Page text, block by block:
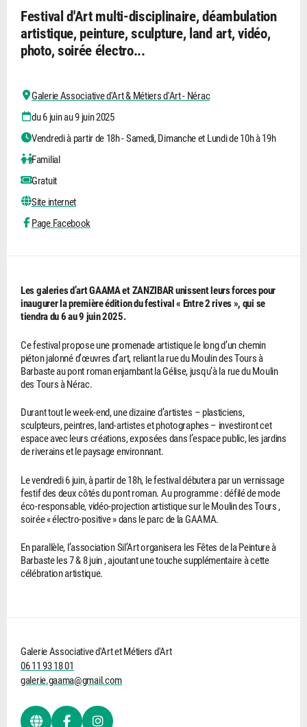
Festival d'Art multi-disciplinaire, déambulation
artistique, peinture, sculpture, land art, vidéo,
photo, soirée électro...
Galerie Associative d'Art & Métiers d'Art - Nérac
du 6 juin au 9 juin 2025
Vendredi à partir de 18h - Samedi, Dimanche et Lundi de 10h à 19h
Familial
Gratuit
Site internet
Page Facebook
Les galeries d’art GAAMA et ZANZIBAR unissent leurs forces pour
inaugurer la première édition du festival « Entre 2 rives », qui se
tiendra du 6 au 9 juin 2025.
Ce festival propose une promenade artistique le long d’un chemin
piéton jalonné d’œuvres d’art, reliant la rue du Moulin des Tours à
Barbaste au pont roman enjambant la Gélise, jusqu’à la rue du Moulin
des Tours à Nérac.
Durant tout le week-end, une dizaine d’artistes – plasticiens,
sculpteurs, peintres, land-artistes et photographes – investiront cet
espace avec leurs créations, exposées dans l’espace public, les jardins
de riverains et le paysage environnant.
Le vendredi 6 juin, à partir de 18h, le festival débutera par un vernissage
festif des deux côtés du pont roman. Au programme : défilé de mode
éco-responsable, vidéo-projection artistique sur le Moulin des Tours ,
soirée « électro-positive » dans le parc de la GAAMA.
En parallèle, l’association Sil’Art organisera les Fêtes de la Peinture à
Barbaste les 7 & 8 juin , ajoutant une touche supplémentaire à cette
célébration artistique.
Galerie Associative d'Art et Métiers d'Art
06 11 93 18 01
galerie.gaama@gmail.com